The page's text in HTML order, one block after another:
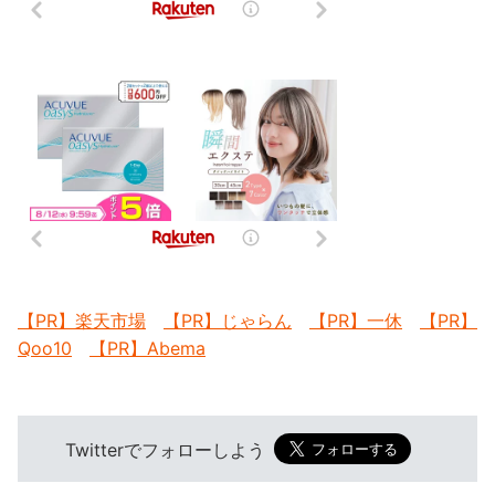
【PR】楽天市場 【PR】じゃらん 【PR】一休
【PR】
Qoo10
【PR】Abema
Twitterでフォローしよう